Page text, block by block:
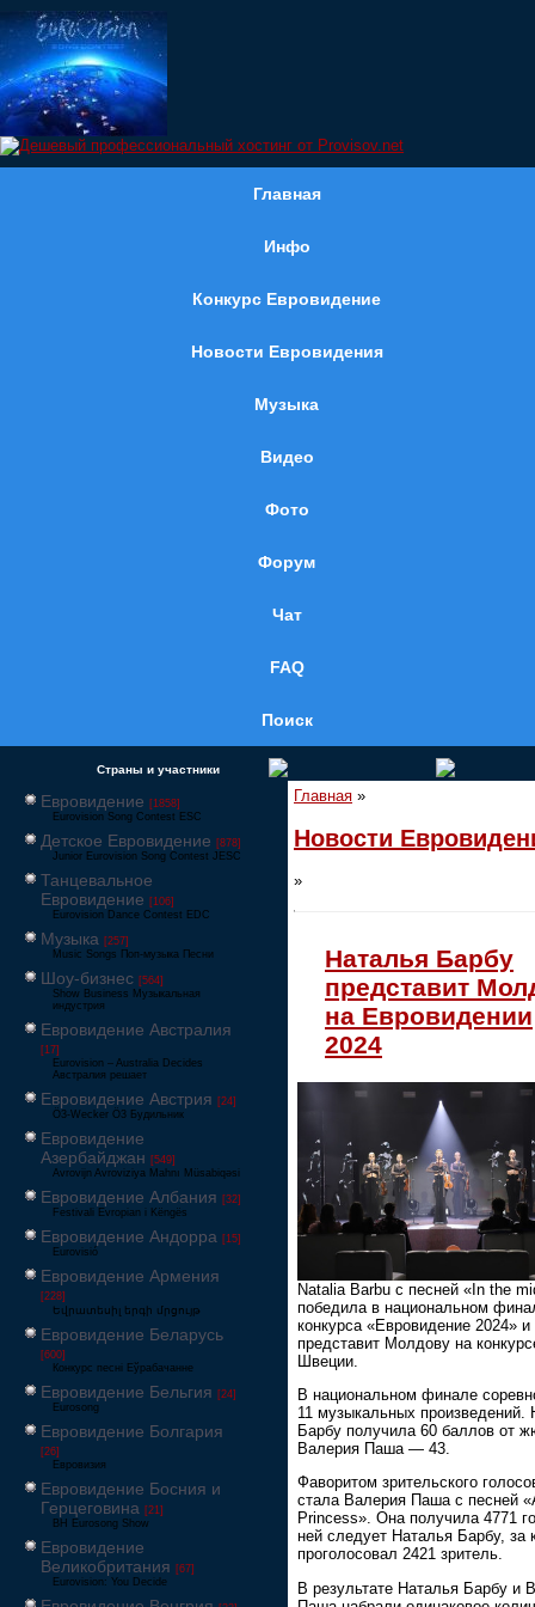
Главная
Инфо
Конкурс Евровидение
Новости Евровидения
Музыка
Видео
Фото
Форум
Чат
FAQ
Поиск
Страны и участники
Евровидение [1858]
Eurovision Song Contest ESC
Детское Евровидение [878]
Junior Eurovision Song Contest JESC
Танцевальное
Евровидение [106]
Eurovision Dance Contest EDC
Музыка [257]
Music Songs Поп-музыка Песни
Шоу-бизнес [564]
Show Business Музыкальная
индустрия
Евровидение Австралия
[17]
Eurovision – Australia Decides
Австралия решает
Евровидение Австрия [24]
Ö3-Wecker Ö3 Будильник
Евровидение
Азербайджан [549]
Avrovijn Avroviziya Mahnı Müsabiqəsi
Евровидение Албания [32]
Festivali Evropian i Këngës
Евровидение Андорра [15]
Eurovisió
Евровидение Армения
[228]
Եվրատեսիլ երգի մրցույթ
Евровидение Беларусь
[600]
Конкурс песні Еўрабачанне
Евровидение Бельгия [24]
Eurosong
Евровидение Болгария
[26]
Евровизия
Евровидение Босния и
Герцеговина [21]
BH Eurosong Show
Евровидение
Великобритания [67]
Eurovision: You Decide
Главная »
Новости
»
Наталья Барбу
представит
на Евровидении
2024
Natalia Barbu с песней «In the
победила в национальном
конкурса «Евровидение 2024» и
представит Молдову на
Швеции.
В национальном финале
11 музыкальных произведений.
Барбу получила 60 баллов от
Валерия Паша — 43.
Фаворитом зрительского
стала Валерия Паша с песней
Princess». Она получила 4771
ней следует Наталья Барбу, за
проголосовал 2421 зритель.
В результате Наталья Барбу и